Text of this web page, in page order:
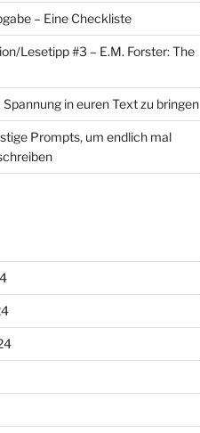
– Eine Checkliste
Lesetipp #3 – E.M. Forster: The
in euren Text zu bringen
Prompts, um endlich mal